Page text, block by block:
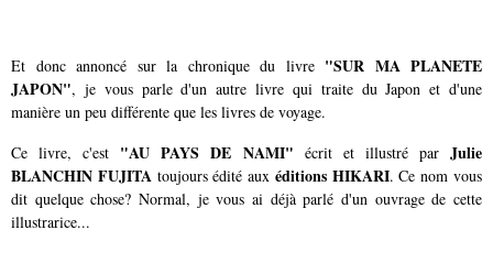
Et donc annoncé sur la chronique du livre "SUR MA PLANETE
JAPON", je vous parle d'un autre livre qui traite du Japon et d'une
manière un peu différente que les livres de voyage.
Ce livre, c'est "AU PAYS DE NAMI" écrit et illustré parJulie
BLANCHIN FUJITAtoujours édité aux éditions HIKARI. Ce nom vous
dit quelque chose? Normal, je vous ai déjà parlé d'un ouvrage de cette
illustrarice...